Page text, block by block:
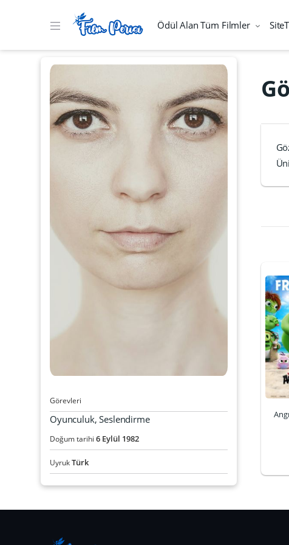
Ödül Alan Tüm Filmler
Görevleri
Oyunculuk, Seslendirme
Doğum tarihi 6 Eylül 1982
UyrukTürk